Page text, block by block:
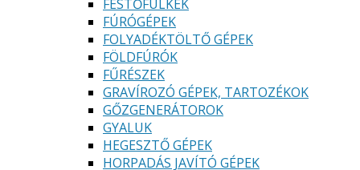
FESTŐFÜLKÉK
FÚRÓGÉPEK
FOLYADÉKTÖLTŐ GÉPEK
FÖLDFÚRÓK
FŰRÉSZEK
GRAVÍROZÓ GÉPEK, TARTOZÉKOK
GŐZGENERÁTOROK
GYALUK
HEGESZTŐ GÉPEK
HORPADÁS JAVÍTÓ GÉPEK